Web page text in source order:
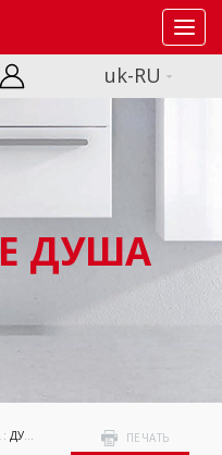
uk-RU
ДУША
ПЕЧАТЬ
: ДУШЕВЫЕ УГОЛКИ И ДВЕРИ :